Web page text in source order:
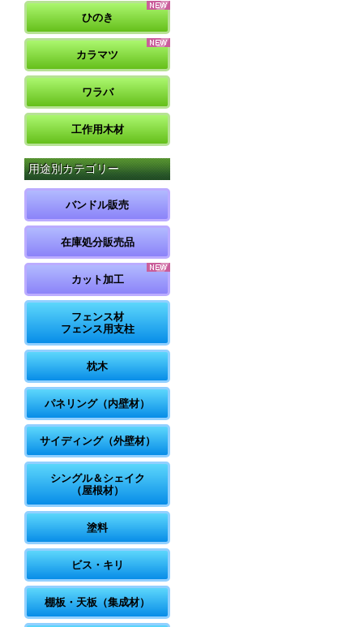
ひのき
カラマツ
ワラバ
工作用木材
用途別カテゴリー
バンドル販売
在庫処分販売品
カット加工
フェンス材
フェンス用支柱
枕木
パネリング（内壁材）
サイディング（外壁材）
シングル＆シェイク
（屋根材）
塗料
ビス・キリ
棚板・天板（集成材）